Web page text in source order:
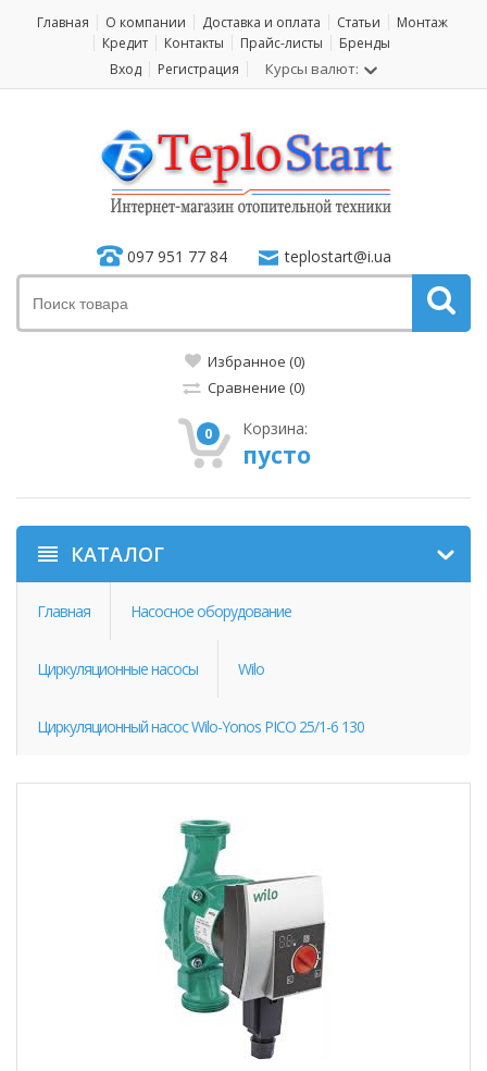
Главная О компании Доставка и оплата Статьи
Монтаж
Кредит
Контакты Прайс-листы
Бренды
Вход
Регистрация Курсы валют:
097 951 77 84 teplostart@i.ua
Избранное (0)
Сравнение (0)
0 Корзина:
пусто
КАТАЛОГ
Главная Насосное оборудование
Циркуляционные насосы Wilo
Циркуляционный насос Wilo-Yonos PICO 25/1-6 130